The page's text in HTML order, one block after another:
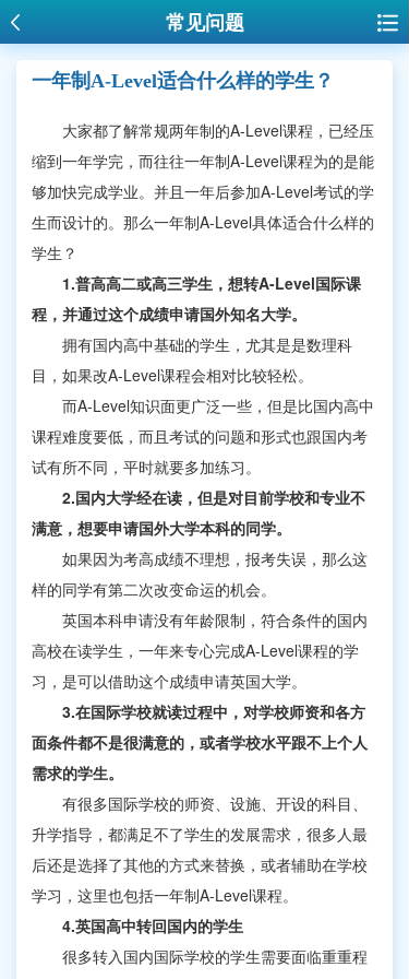
常见问题
一年制A-Level适合什么样的学生？
大家都了解常规两年制的A-Level课程，已经压
缩到一年学完，而往往一年制A-Level课程为的是能
够加快完成学业。并且一年后参加A-Level考试的学
生而设计的。那么一年制A-Level具体适合什么样的
学生？
1.普高高二或高三学生，想转A-Level国际课
程，并通过这个成绩申请国外知名大学。
拥有国内高中基础的学生，尤其是是数理科
目，如果改A-Level课程会相对比较轻松。
而A-Level知识面更广泛一些，但是比国内高中
课程难度要低，而且考试的问题和形式也跟国内考
试有所不同，平时就要多加练习。
2.国内大学经在读，但是对目前学校和专业不
满意，想要申请国外大学本科的同学。
如果因为考高成绩不理想，报考失误，那么这
样的同学有第二次改变命运的机会。
英国本科申请没有年龄限制，符合条件的国内
高校在读学生，一年来专心完成A-Level课程的学
习，是可以借助这个成绩申请英国大学。
3.在国际学校就读过程中，对学校师资和各方
面条件都不是很满意的，或者学校水平跟不上个人
需求的学生。
有很多国际学校的师资、设施、开设的科目、
升学指导，都满足不了学生的发展需求，很多人最
后还是选择了其他的方式来替换，或者辅助在学校
学习，这里也包括一年制A-Level课程。
4.英国高中转回国内的学生
很多转入国内国际学校的学生需要面临重重程